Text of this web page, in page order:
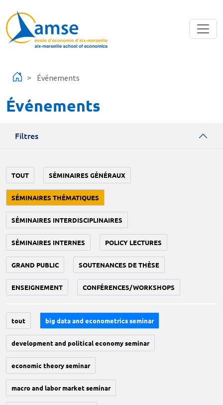
Événements
Événements
Filtres
TOUT SÉMINAIRES GÉNÉRAUX
SÉMINAIRES THÉMATIQUES
SÉMINAIRES INTERDISCIPLINAIRES
SÉMINAIRES INTERNES POLICY LECTURES
GRAND PUBLIC SOUTENANCES DE THÈSE
ENSEIGNEMENT CONFÉRENCES/WORKSHOPS
tout big data and econometrics seminar
development and political economy seminar
economic theory seminar
macro and labor market seminar